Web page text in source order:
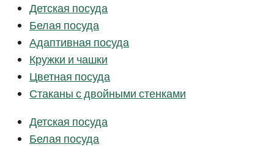
Детская посуда
Белая посуда
Адаптивная посуда
Кружки и чашки
Цветная посуда
Стаканы с двойными стенками
Детская посуда
Белая посуда